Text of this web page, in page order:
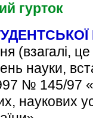
гурток
це
науки,
№ 145/97
наукових